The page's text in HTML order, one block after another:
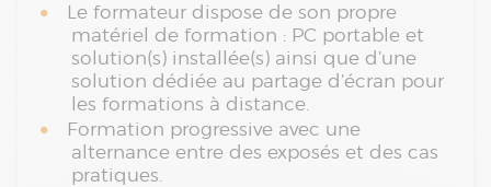
Le formateur dispose de son propre
matériel de formation : PC portable et
solution(s) installée(s) ainsi que d’une
solution dédiée au partage d’écran pour
les formations à distance.
Formation progressive avec une
alternance entre des exposés et des cas
pratiques.